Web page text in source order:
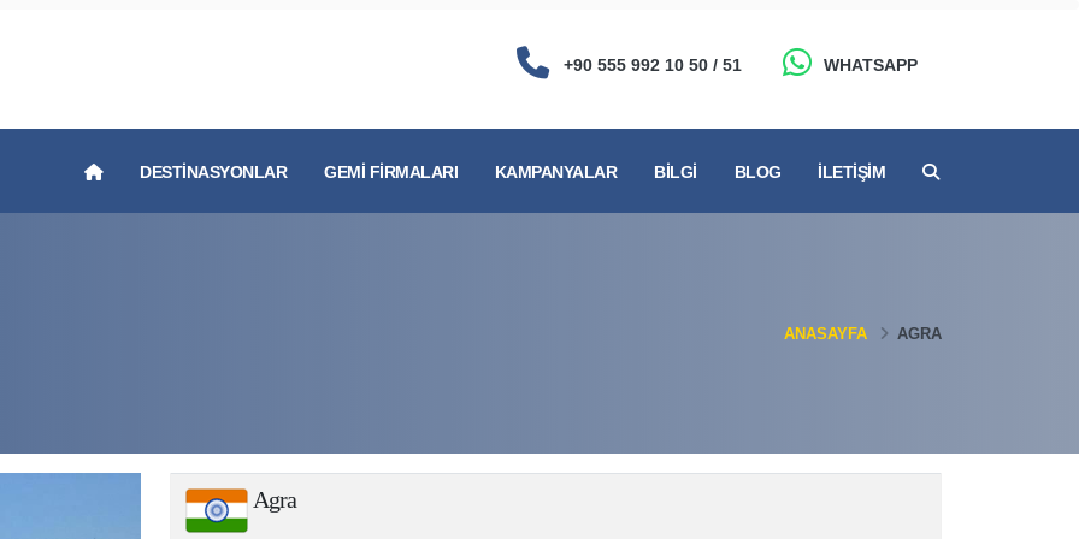
+90 555 992 10 50 / 51 WHATSAPP
DESTINASYONLAR GEMI FIRMALARI KAMPANYALAR BILGI BLOG İLETIŞIM
ANASAYFA AGRA
Agra